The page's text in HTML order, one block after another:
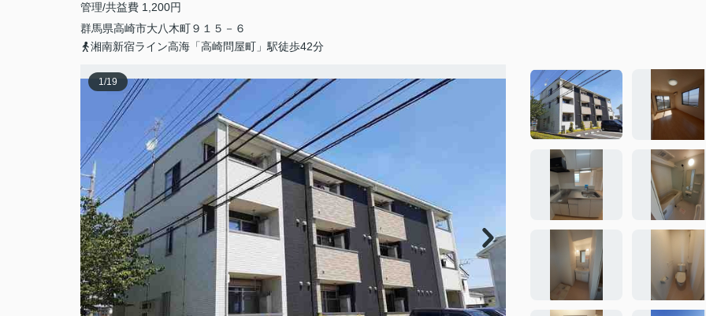
管理/共益費 1,200円
群馬県高崎市大八木町９１５－６
湘南新宿ライン高海「高崎問屋町」駅徒歩42分
1/19